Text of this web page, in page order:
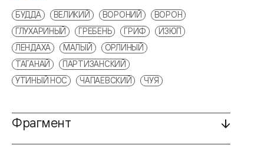
БУДДА ВЕЛИКИЙ ВОРОНИЙ
ВОРОН
ГЛУХАРИНЫЙ
ГРЕБЕНЬ ГРИФ
ИЗЮП
ЛЕНДАХА
МАЛЫЙ
ОРЛИНЫЙ
ТАГАНАЙ
ПАРТИЗАНСКИЙ
УТИНЫЙ НОС
ЧАПАЕВСКИЙ ЧУЯ
Фрагмент